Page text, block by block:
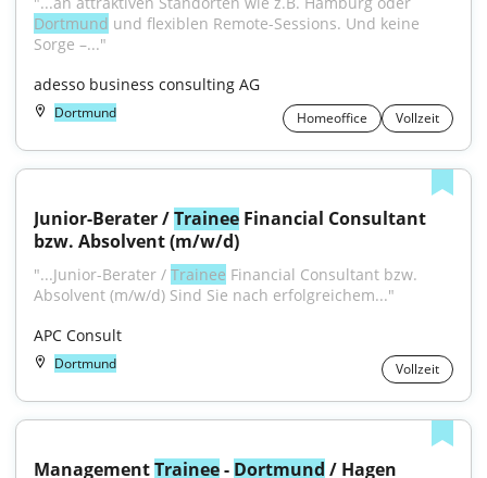
Dortmund und flexiblen Remote-Sessions. Und keine
Sorge –..."
adesso business consulting AG
Dortmund Homeoffice Vollzeit
Junior-Berater / Trainee Financial Consultant
bzw. Absolvent (m/w/d)
"...Junior-Berater / Trainee Financial Consultant bzw.
Absolvent (m/w/d) Sind Sie nach erfolgreichem..."
APC Consult
Dortmund Vollzeit
Management Trainee - Dortmund / Hagen